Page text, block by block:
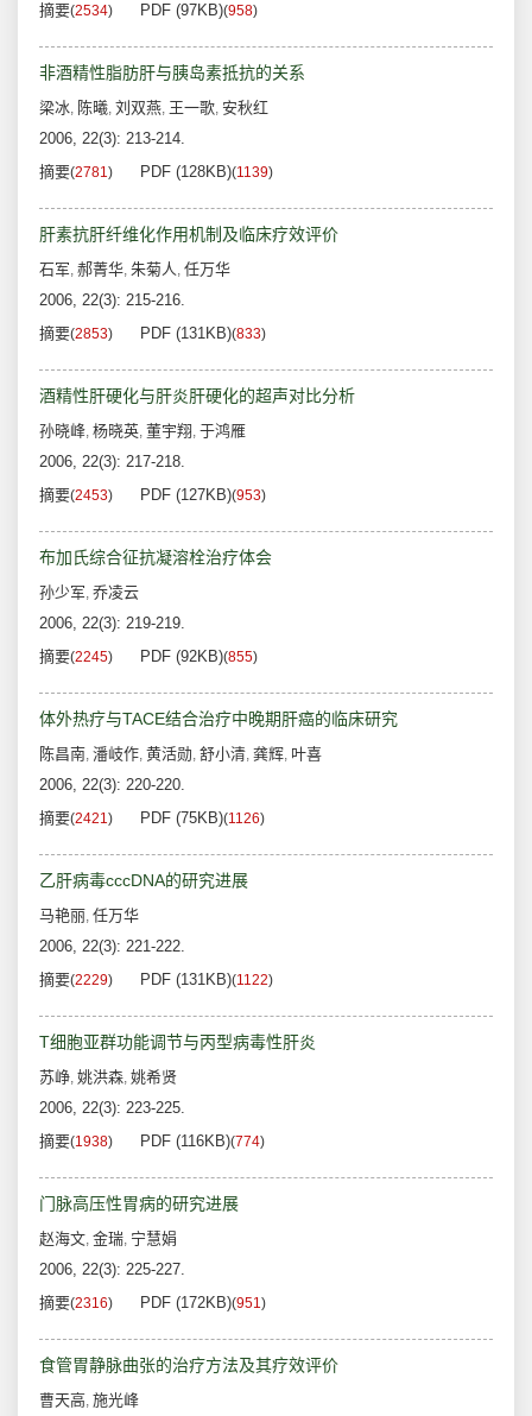
摘要(2534) PDF (97KB)(958)
非酒精性脂肪肝与胰岛素抵抗的关系
梁冰, 陈曦, 刘双燕, 王一歌, 安秋红
2006, 22(3): 213-214.
摘要(2781) PDF (128KB)(1139)
肝素抗肝纤维化作用机制及临床疗效评价
石军, 郝菁华, 朱菊人, 任万华
2006, 22(3): 215-216.
摘要(2853) PDF (131KB)(833)
酒精性肝硬化与肝炎肝硬化的超声对比分析
孙晓峰, 杨晓英, 董宇翔, 于鸿雁
2006, 22(3): 217-218.
摘要(2453) PDF (127KB)(953)
布加氏综合征抗凝溶栓治疗体会
孙少军, 乔凌云
2006, 22(3): 219-219.
摘要(2245) PDF (92KB)(855)
体外热疗与TACE结合治疗中晚期肝癌的临床研究
陈昌南, 潘岐作, 黄活勋, 舒小清, 龚辉, 叶喜
2006, 22(3): 220-220.
摘要(2421) PDF (75KB)(1126)
乙肝病毒cccDNA的研究进展
马艳丽, 任万华
2006, 22(3): 221-222.
摘要(2229) PDF (131KB)(1122)
T细胞亚群功能调节与丙型病毒性肝炎
苏峥, 姚洪森, 姚希贤
2006, 22(3): 223-225.
摘要(1938) PDF (116KB)(774)
门脉高压性胃病的研究进展
赵海文, 金瑞, 宁慧娟
2006, 22(3): 225-227.
摘要(2316) PDF (172KB)(951)
食管胃静脉曲张的治疗方法及其疗效评价
曹天高, 施光峰